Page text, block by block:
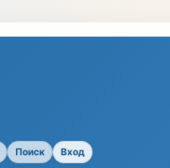
Поиск Вход